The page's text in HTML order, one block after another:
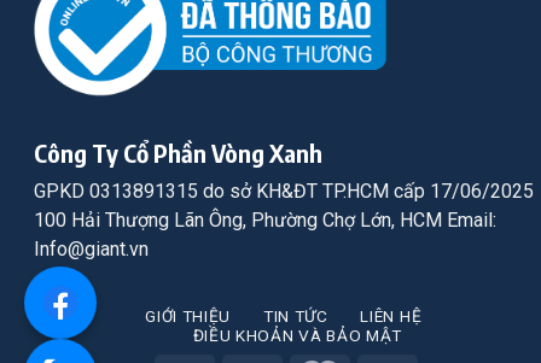
Công Ty Cổ Phần Vòng Xanh
GPKD 0313891315 do sở KH&ĐT TP.HCM cấp 17/06/2025
100 Hải Thượng Lãn Ông, Phường Chợ Lớn, HCM Email:
Info@giant.vn
GIỚI THIỆU TIN TỨC
LIÊN HỆ
ĐIỀU KHOẢN VÀ BẢO MẬT